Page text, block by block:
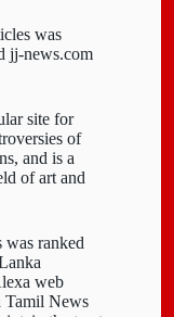
was
jj-news.com
site for
of
and is a
of art and
ranked
web
Tamil News